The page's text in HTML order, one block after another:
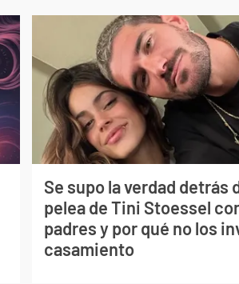
Se supo la verdad detrás
pelea de Tini Stoessel
padres y por qué no los
casamiento